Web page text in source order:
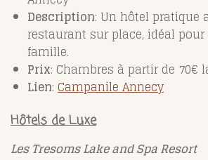
Description: Un hôtel pratique
restaurant sur place, idéal
famille.
Prix: Chambres à partir de 70€
Lien: CampanileAnnecy
Hôtels de Luxe
Les Tresoms Lake and Spa Resort